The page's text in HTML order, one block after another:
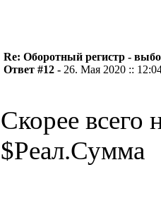
Re: Оборотный регистр -
Ответ #12 - 26. Мая 2020 ::
Скорее всего
$Реал.Сумма